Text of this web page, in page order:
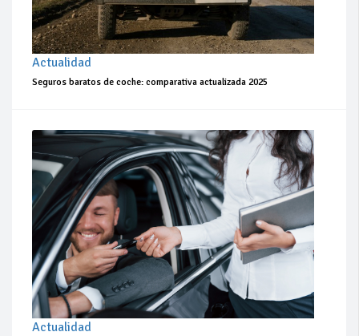
Actualidad
Seguros baratos de coche: comparativa actualizada 2025
Actualidad